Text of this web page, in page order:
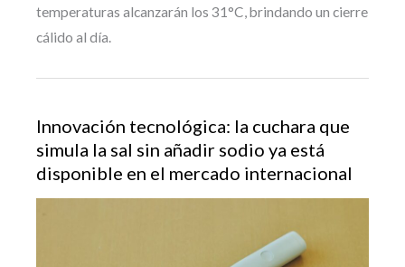
temperaturas alcanzarán los 31°C, brindando un cierre
cálido al día.
Innovación tecnológica: la cuchara que
simula la sal sin añadir sodio ya está
disponible en el mercado internacional